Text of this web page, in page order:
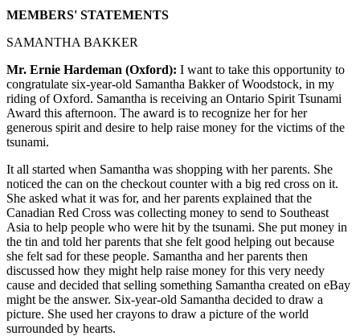
MEMBERS' STATEMENTS
SAMANTHA BAKKER
Mr. Ernie Hardeman (Oxford): I want to take this opportunity to
congratulate six-year-old Samantha Bakker of Woodstock, in my
riding of Oxford. Samantha is receiving an Ontario Spirit Tsunami
Award this afternoon. The award is to recognize her for her
generous spirit and desire to help raise money for the victims of the
tsunami.
It all started when Samantha was shopping with her parents. She
noticed the can on the checkout counter with a big red cross on it.
She asked what it was for, and her parents explained that the
Canadian Red Cross was collecting money to send to Southeast
Asia to help people who were hit by the tsunami. She put money in
the tin and told her parents that she felt good helping out because
she felt sad for these people. Samantha and her parents then
discussed how they might help raise money for this very needy
cause and decided that selling something Samantha created on eBay
might be the answer. Six-year-old Samantha decided to draw a
picture. She used her crayons to draw a picture of the world
surrounded by hearts.